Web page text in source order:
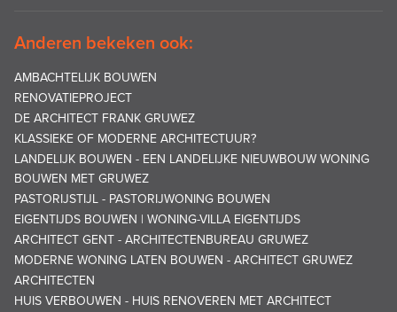
Anderen bekeken ook:
AMBACHTELIJK BOUWEN
RENOVATIEPROJECT
DE ARCHITECT FRANK GRUWEZ
KLASSIEKE OF MODERNE ARCHITECTUUR?
LANDELIJK BOUWEN - EEN LANDELIJKE NIEUWBOUW WONING
BOUWEN MET GRUWEZ
PASTORIJSTIJL - PASTORIJWONING BOUWEN
EIGENTIJDS BOUWEN | WONING-VILLA EIGENTIJDS
ARCHITECT GENT - ARCHITECTENBUREAU GRUWEZ
MODERNE WONING LATEN BOUWEN - ARCHITECT GRUWEZ
ARCHITECTEN
HUIS VERBOUWEN - HUIS RENOVEREN MET ARCHITECT